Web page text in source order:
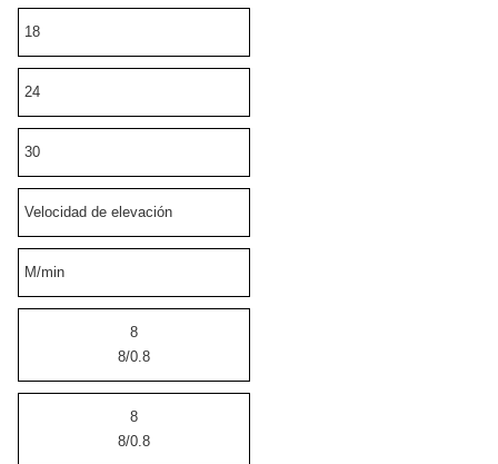
18
24
30
Velocidad de elevación
M/min
8
8/0.8
8
8/0.8